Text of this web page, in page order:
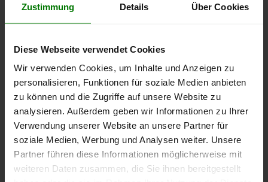
Zustimmung Details Über Cookies
Diese Webseite verwendet Cookies
Wir verwenden Cookies, um Inhalte und Anzeigen zu
personalisieren, Funktionen für soziale Medien anbieten
zu können und die Zugriffe auf unsere Website zu
analysieren. Außerdem geben wir Informationen zu Ihrer
Verwendung unserer Website an unsere Partner für
soziale Medien, Werbung und Analysen weiter. Unsere
Partner führen diese Informationen möglicherweise mit
weiteren Daten zusammen, die Sie ihnen bereitgestellt
Burghaun
Dipperz
Eichenzell
Eiterfeld
Flieden
Fulda
Gersfeld (Rhön)
Großenlüder